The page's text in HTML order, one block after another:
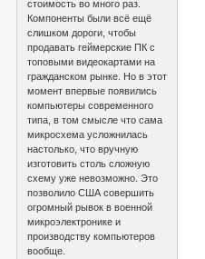
стоимость во много раз.
Компоненты были всё ещё
слишком дороги, чтобы
продавать геймерские ПК с
топовыми видеокартами на
гражданском рынке. Но в этот
момент впервые появились
компьютеры современного
типа, в том смысле что сама
микросхема усложнилась
настолько, что вручную
изготовить столь сложную
схему уже невозможно. Это
позволило США совершить
огромный рывок в военной
микроэлектронике и
производству компьютеров
вообще.